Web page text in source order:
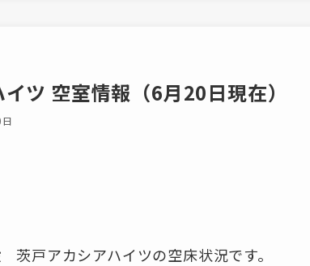
ツ 空室情報（6月20日現在）
戸アカシアハイツの空床状況です。